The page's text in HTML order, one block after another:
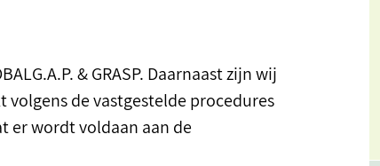
& GRASP. Daarnaast zijn wij
de vastgestelde procedures
er wordt voldaan aan de